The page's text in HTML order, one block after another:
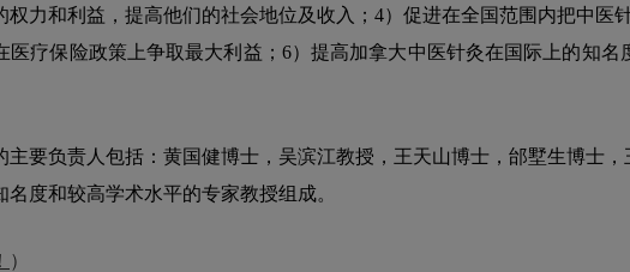
权力和利益，提高他们的社会地位及收入；4）促进在全国范围内把中医
医疗保险政策上争取最大利益；6）提高加拿大中医针灸在国际上的知
主要负责人包括：黄国健博士，吴滨江教授，王天山博士，邰墅生博士
度和较高学术水平的专家教授组成。
）